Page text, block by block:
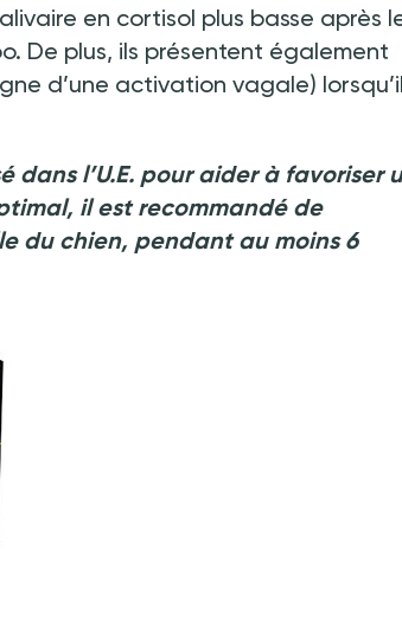
en cortisol plus basse après
De plus, ils présentent également
d’une activation vagale)
l’U.E. pour aider à favoriser
il est recommandé de
du chien, pendant au moins 6